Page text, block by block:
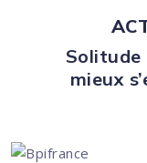
Solitude
mieux